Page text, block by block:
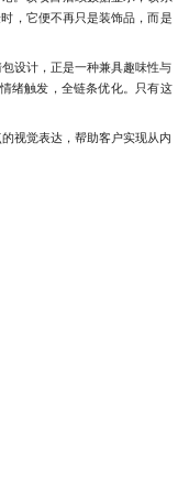
，它便不再只是装饰品，而是
设计，正是一种兼具趣味性与
绪触发，全链条优化。只有这
视觉表达，帮助客户实现从内